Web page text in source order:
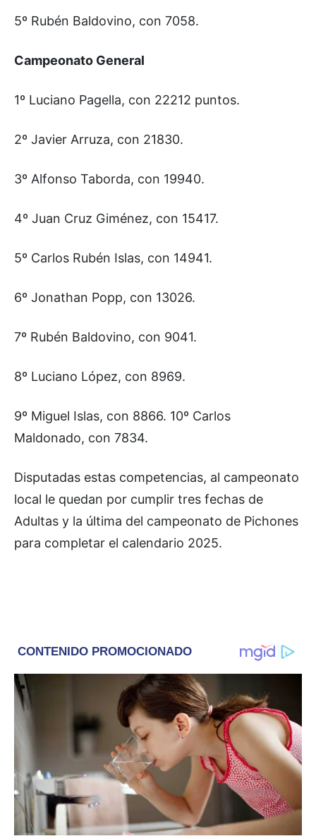
5º Rubén Baldovino, con 7058.
Campeonato General
1º Luciano Pagella, con 22212 puntos.
2º Javier Arruza, con 21830.
3º Alfonso Taborda, con 19940.
4º Juan Cruz Giménez, con 15417.
5º Carlos Rubén Islas, con 14941.
6º Jonathan Popp, con 13026.
7º Rubén Baldovino, con 9041.
8º Luciano López, con 8969.
9º Miguel Islas, con 8866. 10º Carlos
Maldonado, con 7834.
Disputadas estas competencias, al campeonato
local le quedan por cumplir tres fechas de
Adultas y la última del campeonato de Pichones
para completar el calendario 2025.